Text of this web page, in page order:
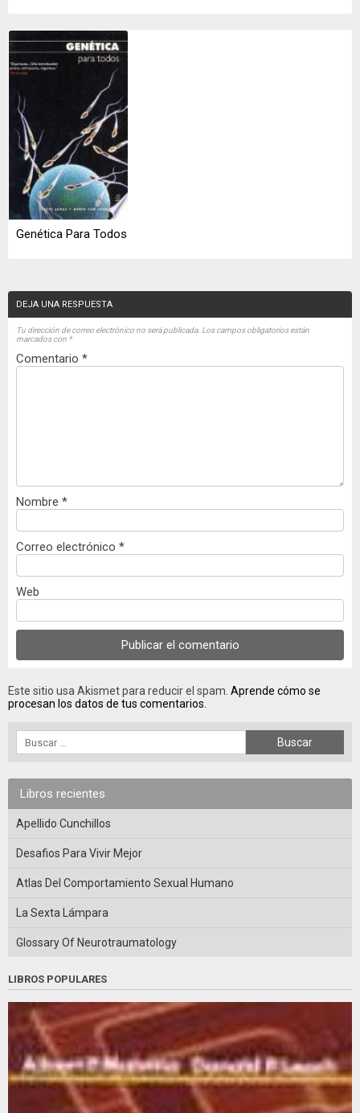
Genética Para Todos
DEJA UNA RESPUESTA
Tu dirección de correo electrónico no será publicada. Los campos obligatorios están
marcados con *
Comentario *
Nombre *
Correo electrónico *
Web
Este sitio usa Akismet para reducir el spam. Aprende cómo se
procesan los datos de tus comentarios.
Libros recientes
Apellido Cunchillos
Desafios Para Vivir Mejor
Atlas Del Comportamiento Sexual Humano
La Sexta Lámpara
Glossary Of Neurotraumatology
LIBROS POPULARES